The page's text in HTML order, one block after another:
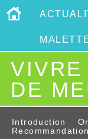
VIVRE
DE
Introduction